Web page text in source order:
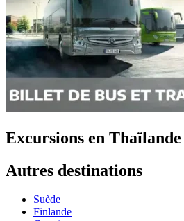
Excursions en Thaïlande
Autres destinations
Suède
Finlande